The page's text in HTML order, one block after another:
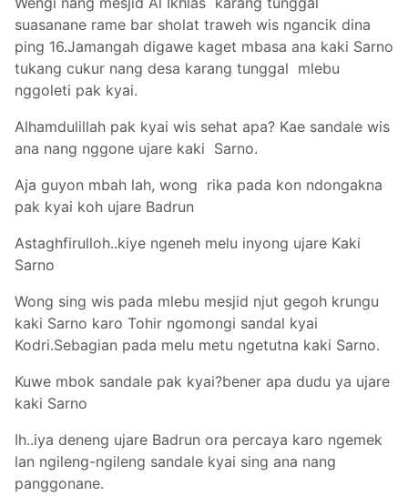
suasanane rame bar sholat traweh wis ngancik dina
ping 16.Jamangah digawe kaget mbasa ana kaki Sarno
tukang cukur nang desa karang tunggal mlebu
nggoleti pak kyai.
Alhamdulillah pak kyai wis sehat apa? Kae sandale wis
ana nang nggone ujare kaki Sarno.
Aja guyon mbah lah, wong rika pada kon ndongakna
pak kyai koh ujare Badrun
Astaghfirulloh..kiye ngeneh melu inyong ujare Kaki
Sarno
Wong sing wis pada mlebu mesjid njut gegoh krungu
kaki Sarno karo Tohir ngomongi sandal kyai
Kodri.Sebagian pada melu metu ngetutna kaki Sarno.
Kuwe mbok sandale pak kyai?bener apa dudu ya ujare
kaki Sarno
Ih..iya deneng ujare Badrun ora percaya karo ngemek
lan ngileng-ngileng sandale kyai sing ana nang
panggonane.